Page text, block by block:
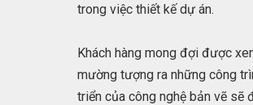
trong việc thiết kế dự án.
Khách hàng mong đợi được
mường tượng ra những công
triển của công nghệ bản vẽ sẽ